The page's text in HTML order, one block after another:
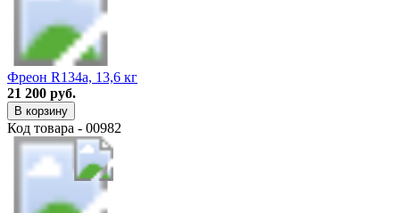
Фреон R134a, 13,6 кг
21 200 руб.
В корзину
Код товара - 00982